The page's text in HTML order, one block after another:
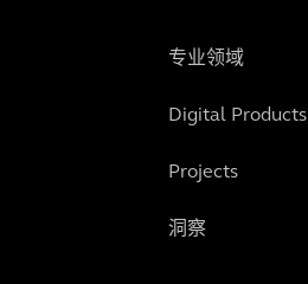
专业领域
Digital Products
Projects
洞察